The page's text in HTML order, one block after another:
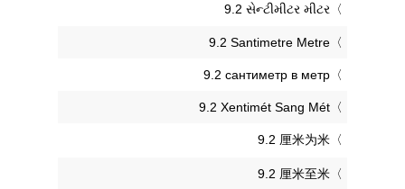
‎9.2 સેન્ટીમીટર મીટર
‎9.2 Santimetre Metre
‎9.2 сантиметр в метр
‎9.2 Xentimét Sang Mét
‎9.2 厘米为米
‎9.2 厘米至米